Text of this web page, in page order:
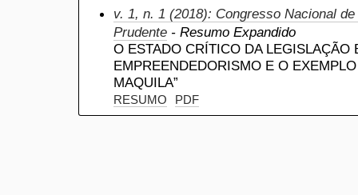
v. 1, n. 1 (2018): Congresso Nacional
Prudente - Resumo Expandido
O ESTADO CRÍTICO DA LEGISLAÇÃO
EMPREENDEDORISMO E O
MAQUILA”
RESUMO PDF